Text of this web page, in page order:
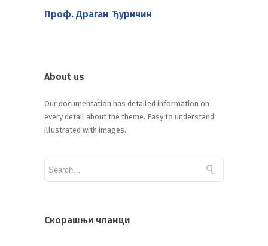
Проф. Драган Ђуричин
About us
Our documentation has detailed information on
every detail about the theme. Easy to understand
illustrated with images.
Скорашњи чланци